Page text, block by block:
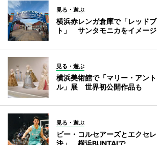
見る・遊ぶ
横浜赤レンガ倉庫で「レッド
ト」 サンタモニカをイメー
見る・遊ぶ
横浜美術館で「マリー・アン
ル」展 世界初公開作品も
見る・遊ぶ
ビー・コルセアーズとエクセ
決」 横浜BUNTAIで